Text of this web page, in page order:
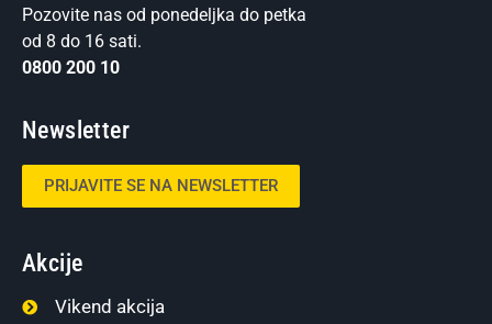
Pozovite nas od ponedeljka do petka
od 8 do 16 sati.
0800 200 10
Newsletter
PRIJAVITE SE NA NEWSLETTER
Akcije
Vikend akcija